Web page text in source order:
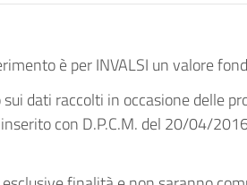
è per INVALSI un valore
dati raccolti in occasione delle
con D.P.C.M. del 20/04/